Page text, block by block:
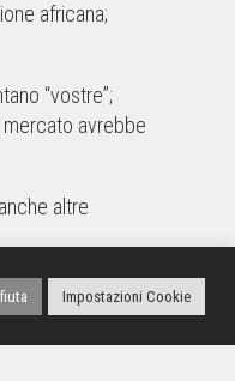
africana;
“vostre”;
mercato avrebbe
altre
Impostazioni Cookie